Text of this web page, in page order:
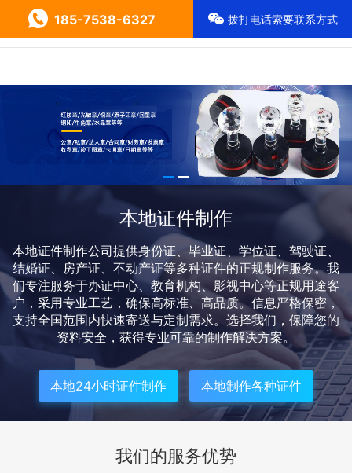
本地证件制作
本地证件制作公司提供身份证、毕业证、学位证、驾驶证、
结婚证、房产证、不动产证等多种证件的正规制作服务。我
们专注服务于办证中心、教育机构、影视中心等正规用途客
户，采用专业工艺，确保高标准、高品质。信息严格保密，
支持全国范围内快速寄送与定制需求。选择我们，保障您的
资料安全，获得专业可靠的制作解决方案。
本地24小时证件制作 本地制作各种证件
我们的服务优势
185-7538-6327 拨打电话索要联系方式